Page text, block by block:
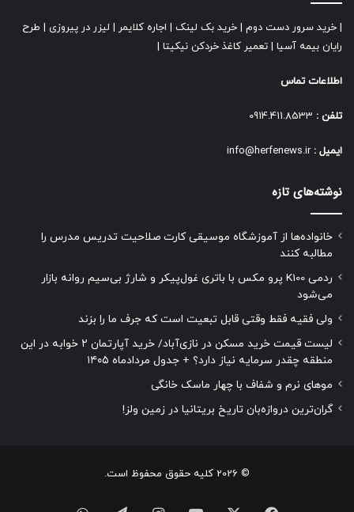
خرید سرور دست دوم خرید بک لینک اجاره کلایمر لیزر در پیروزی
طرح
رایان بیمه آسیا
تعمیر کاغذ خردکن نیکیتا
اطلاعات تماس
تلفن :
ایمیل : info@herfenews.ir
نوشته‌های تازه
خانواده‌ها از آموزشگاه موسیقی کارت صلاحیت تدریس مدرس را
مطالبه کنند
ردمی K100 پرو مکس با باتری غول‌پیکر و شارژ بی‌سیم روانه بازار
می‌شود
ولی فقیه فقط وقتی قابل تبعیت است که جرف ما را بزند
لیست قیمت خرید مسکن در نازی‌آباد/ خرید آپارتمان ۲ خوابه در این
منطقه چقدر سرمایه نیاز دارد؟ + جدول مردادماه ۱۴۰۵
موهای نرم و شفاف با چهار ماسک خانگی
گران‌ترین دروازه‌بان تاریخ بریتانیا در زمین ولز!
© 2026 کلیه حقوق محفوظ است.